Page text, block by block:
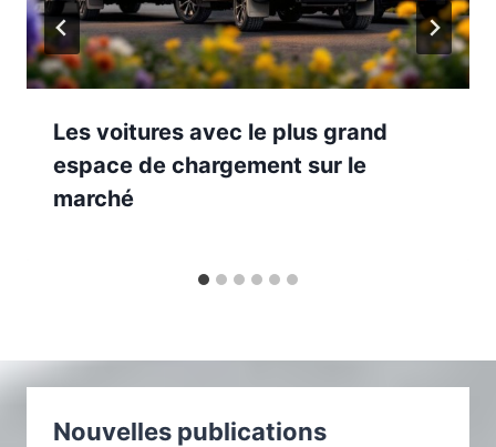
Les voitures avec le plus grand
espace de chargement sur le
marché
Nouvelles publications